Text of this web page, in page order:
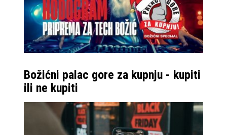
Božićni palac gore za kupnju - kupiti
ili ne kupiti